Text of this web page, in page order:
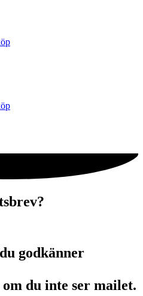
godkänner
du inte ser mailet.